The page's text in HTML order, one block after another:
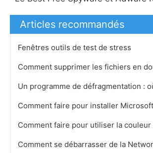
Articles recommandés
Fenêtres outils de test de stress
Comment supprimer les fichiers en